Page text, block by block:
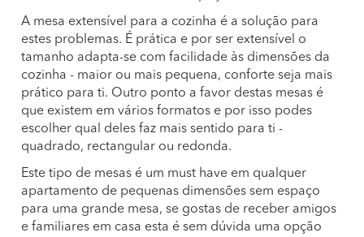
A mesa extensível para a cozinha é a solução para
estes problemas. É prática e por ser extensível o
tamanho adapta-se com facilidade às dimensões da
cozinha - maior ou mais pequena, conforte seja mais
prático para ti. Outro ponto a favor destas mesas é
que existem em vários formatos e por isso podes
escolher qual deles faz mais sentido para ti -
quadrado, rectangular ou redonda.
Este tipo de mesas é um must have em qualquer
apartamento de pequenas dimensões sem espaço
para uma grande mesa, se gostas de receber amigos
e familiares em casa esta é sem dúvida uma opção